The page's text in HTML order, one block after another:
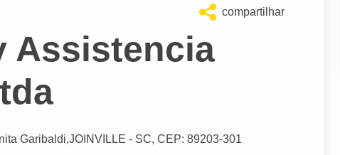
compartilhar
Assistencia
Garibaldi,JOINVILLE - SC, CEP: 89203-301